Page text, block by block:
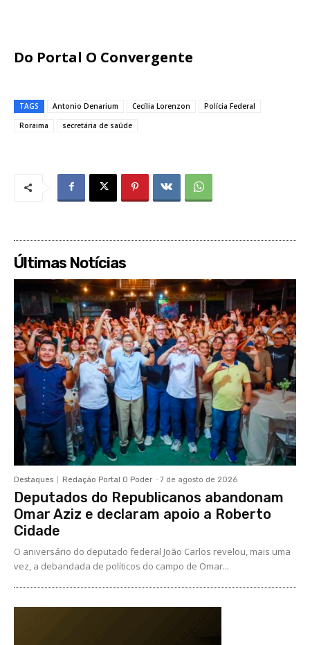
Do Portal O Convergente
TAGS Antonio Denarium Cecília Lorenzon
Polícia Federal
Roraima
secretária de saúde
Últimas Notícias
Destaques Redação Portal O Poder - 7 de agosto de 2026
Deputados do Republicanos abandonam
Omar Aziz e declaram apoio a Roberto
Cidade
O aniversário do deputado federal João Carlos revelou, mais uma
vez, a debandada de políticos do campo de Omar...